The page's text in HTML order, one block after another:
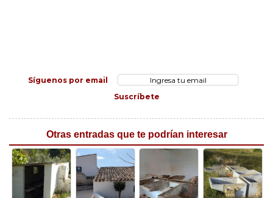
Síguenos por email
Suscríbete
Otras entradas que te podrían interesar